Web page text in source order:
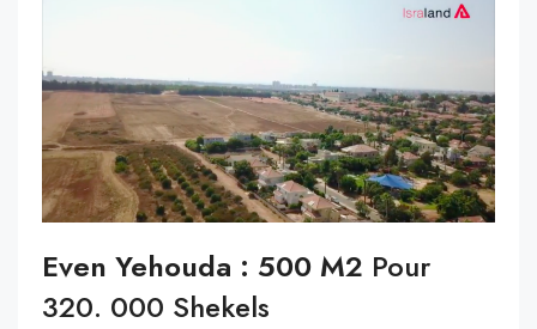
Even Yehouda : 500 M2 Pour
320. 000 Shekels